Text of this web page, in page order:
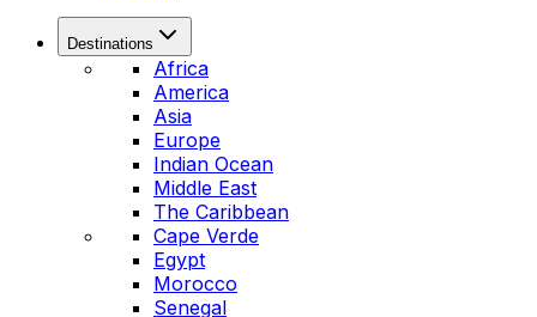
Destinations
Africa
America
Asia
Europe
Indian Ocean
Middle East
The Caribbean
Cape Verde
Egypt
Morocco
Senegal